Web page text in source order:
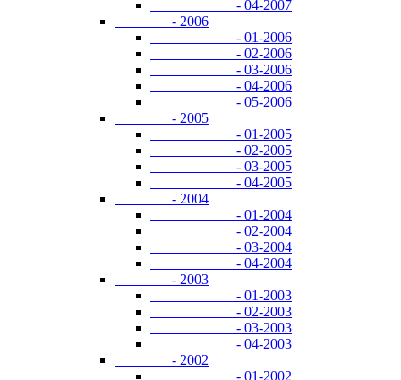
- 04-2007
- 2006
- 01-2006
- 02-2006
- 03-2006
- 04-2006
- 05-2006
- 2005
- 01-2005
- 02-2005
- 03-2005
- 04-2005
- 2004
- 01-2004
- 02-2004
- 03-2004
- 04-2004
- 2003
- 01-2003
- 02-2003
- 03-2003
- 04-2003
- 2002
- 01-2002